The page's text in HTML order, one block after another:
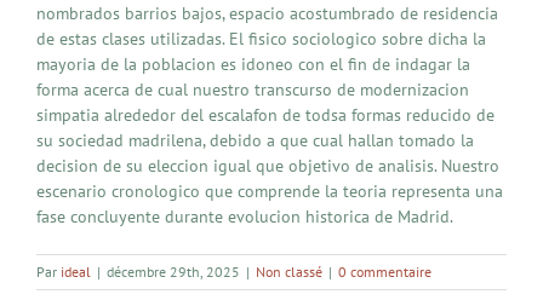
nombrados barrios bajos, espacio acostumbrado de residencia
de estas clases utilizadas. El fisico sociologico sobre dicha la
mayoria de la poblacion es idoneo con el fin de indagar la
forma acerca de cual nuestro transcurso de modernizacion
simpatia alrededor del escalafon de todsa formas reducido de
su sociedad madrilena, debido a que cual hallan tomado la
decision de su eleccion igual que objetivo de analisis. Nuestro
escenario cronologico que comprende la teoria representa una
fase concluyente durante evolucion historica de Madrid.
Par ideal | décembre 29th, 2025 | Non classé | 0 commentaire